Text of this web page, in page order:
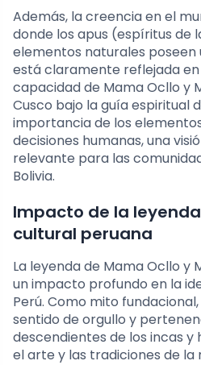
Además, la creencia en el
donde los apus (espíritus de
elementos naturales poseen
está claramente reflejada en
capacidad de Mama Ocllo y
Cusco bajo la guía espiritual
importancia de los
decisiones humanas, una
relevante para las
Bolivia.
Impacto de la
cultural peruana
La leyenda de Mama Ocllo y
un impacto profundo en la
Perú. Como mito
sentido de orgullo y
descendientes de los incas y
el arte y las tradiciones de la